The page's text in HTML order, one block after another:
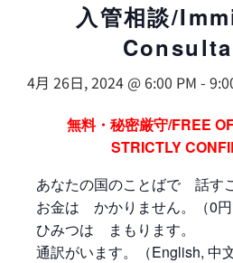
入管相談/
4月 26日, 2024 @ 6:00 PM -
無料・秘密厳守/FREE
STRICTLY
あなたの国のことばで 話す
お金は かかりません。（0円
ひみつは まもります。
通訳がいます。（English, 中